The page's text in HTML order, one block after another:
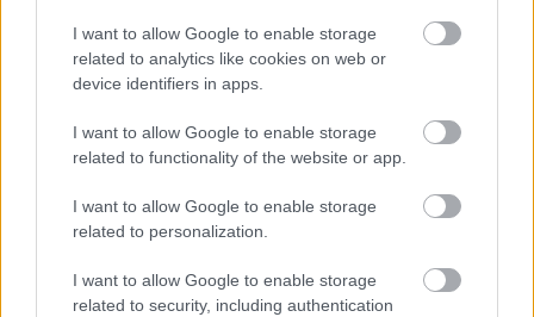
I want to allow Google to enable storage
related to analytics like cookies on web or
device identifiers in apps.
I want to allow Google to enable storage
related to functionality of the website or app.
I want to allow Google to enable storage
related to personalization.
I want to allow Google to enable storage
related to security, including authentication
útépítés M1-es autópálya Bicske
M1 bővítés: már zajlik a teljesen új Bicske Kelet
Tizenegy meglévő csomópontot korszerűsít és négy új,
bővítésénél.
csomópont épül Angyalföldön